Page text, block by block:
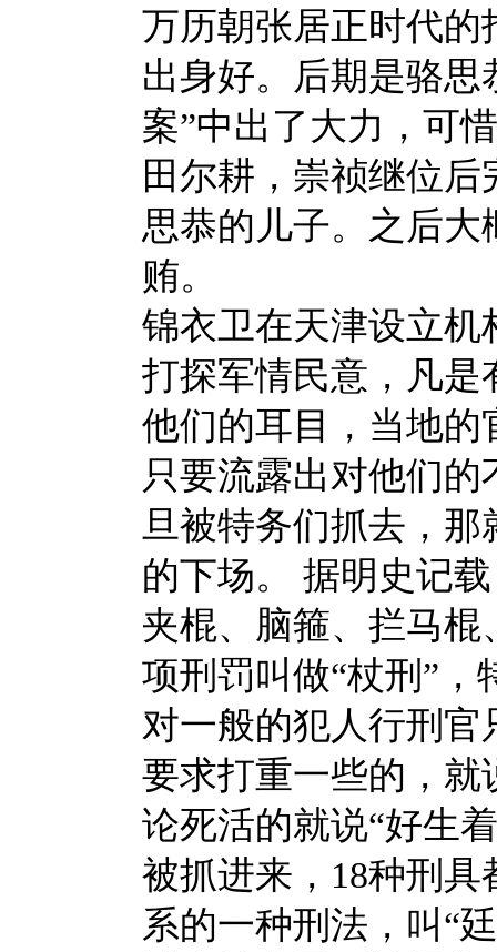
万历朝张居正时代的
出身好。后期是骆
案”中出了大力，可
田尔耕，崇祯继位
思恭的儿子。之后
贿。
锦衣卫在天津设立
打探军情民意，凡
他们的耳目，当地
只要流露出对他们
旦被特务们抓去，
的下场。
据明史记
夹棍、脑箍、拦马
项刑罚叫做“杖刑”，
对一般的犯人行刑官
要求打重一些的，就
论死活的就说“好生
被抓进来，18种刑
系的一种刑法，叫“